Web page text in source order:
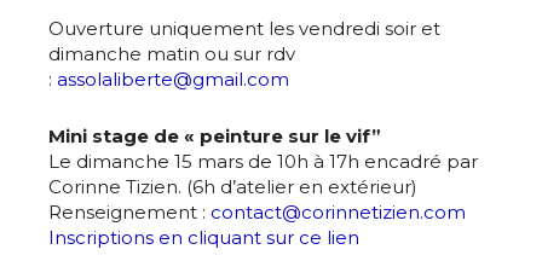
Ouverture uniquement les vendredi soir et
dimanche matin ou sur rdv
: assolaliberte@gmail.com
Mini stage de « peinture sur le vif”
Le dimanche 15 mars de 10h à 17h encadré par
Corinne Tizien. (6h d’atelier en extérieur)
Renseignement : contact@corinnetizien.com
Inscriptions en cliquant sur ce lien